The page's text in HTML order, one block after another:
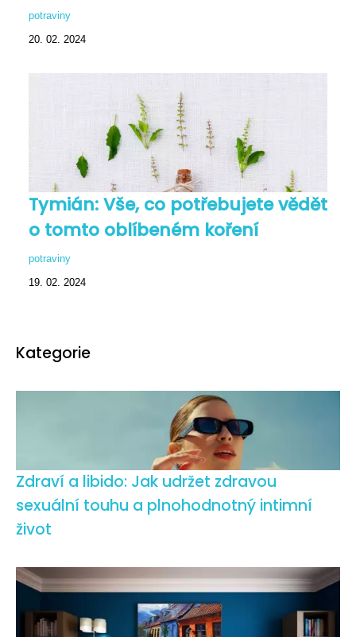
potraviny
20. 02. 2024
Tymián: Vše, co potřebujete vědět
o tomto oblíbeném koření
potraviny
19. 02. 2024
Kategorie
Zdraví a libido: Jak udržet zdravou
sexuální touhu a plnohodnotný intimní
život